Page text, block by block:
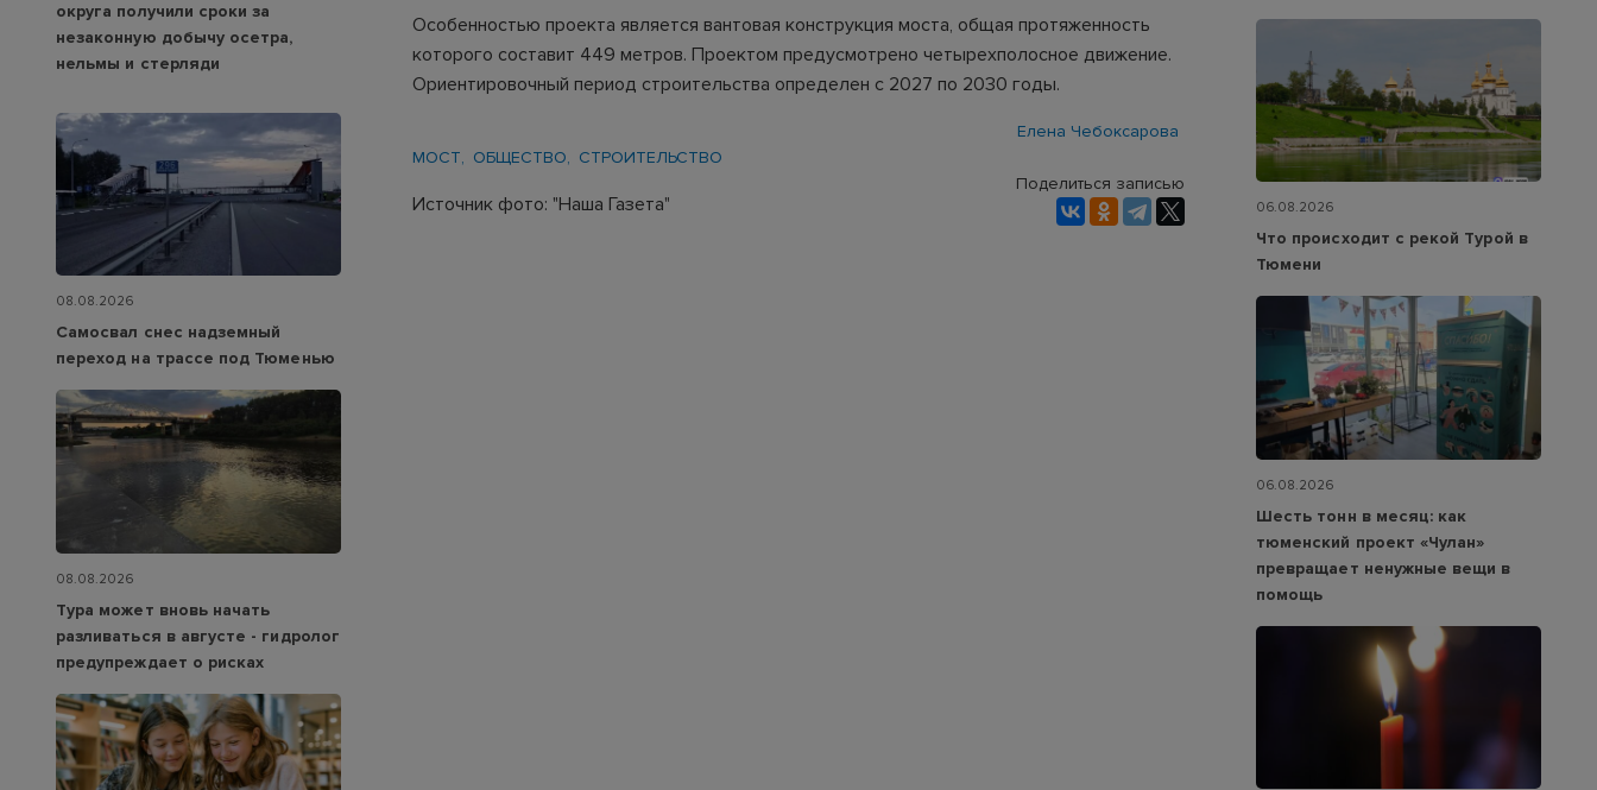
Особенностью проекта является вантовая конструкция моста, общая протяженность
которого составит 449 метров. Проектом предусмотрено четырехполосное движение.
Ориентировочный период строительства определен с 2027 по 2030 годы.
Елена Чебоксарова
МОСТ
ОБЩЕСТВО СТРОИТЕЛЬСТВО
Источник фото: "Наша Газета"
Поделиться записью
округа получили сроки за
незаконную добычу осетра,
нельмы и стерляди
08.08.2026
Самосвал снес надземный
переход на трассе под Тюменью
08.08.2026
Тура может вновь начать
разливаться в августе - гидролог
предупреждает о рисках
06.08.2026
Что происходит с рекой Турой в
Тюмени
06.08.2026
Шесть тонн в месяц: как
тюменский проект «Чулан»
превращает ненужные вещи в
помощь